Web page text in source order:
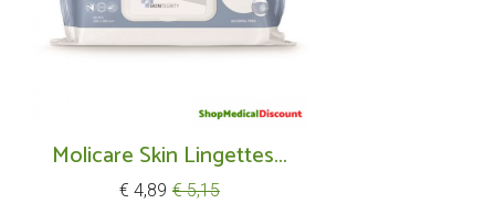
Molicare Skin Lingettes...
Prijs
€ 4,89 Normale
€ 5,15